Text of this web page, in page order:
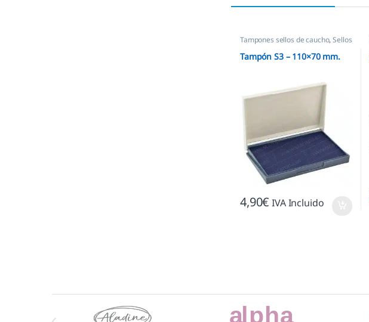
Tampones sellos de caucho,Sellos
empresas
Tampón S3 – 110×70 mm.
4,90€ IVA Incluido
Marcas De Carrusel